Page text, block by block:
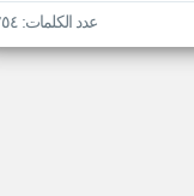
عدد الكلمات: ٢٥٤